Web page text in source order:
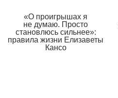
«О проигрышах я
не думаю. Просто
становлюсь сильнее»:
правила жизни Елизаветы
Кансо